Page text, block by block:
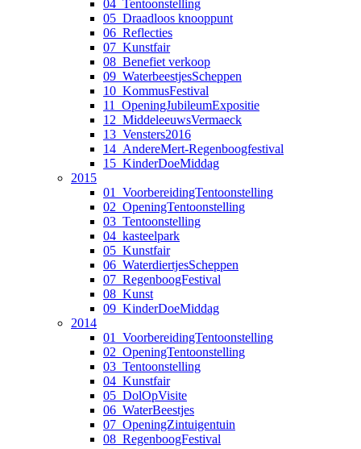
04_Tentoonstelling
05_Draadloos knooppunt
06_Reflecties
07_Kunstfair
08_Benefiet verkoop
09_WaterbeestjesScheppen
10_KommusFestival
11_OpeningJubileumExpositie
12_MiddeleeuwsVermaeck
13_Vensters2016
14_AndereMert-Regenboogfestival
15_KinderDoeMiddag
2015
01_VoorbereidingTentoonstelling
02_OpeningTentoonstelling
03_Tentoonstelling
04_kasteelpark
05_Kunstfair
06_WaterdiertjesScheppen
07_RegenboogFestival
08_Kunst
09_KinderDoeMiddag
2014
01_VoorbereidingTentoonstelling
02_OpeningTentoonstelling
03_Tentoonstelling
04_Kunstfair
05_DolOpVisite
06_WaterBeestjes
07_OpeningZintuigentuin
08_RegenboogFestival